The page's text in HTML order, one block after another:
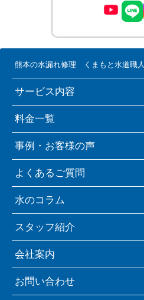
熊本の水漏れ修理 くまもと水道職人
サービス内容
料金一覧
事例・お客様の声
よくあるご質問
水のコラム
スタッフ紹介
会社案内
お問い合わせ